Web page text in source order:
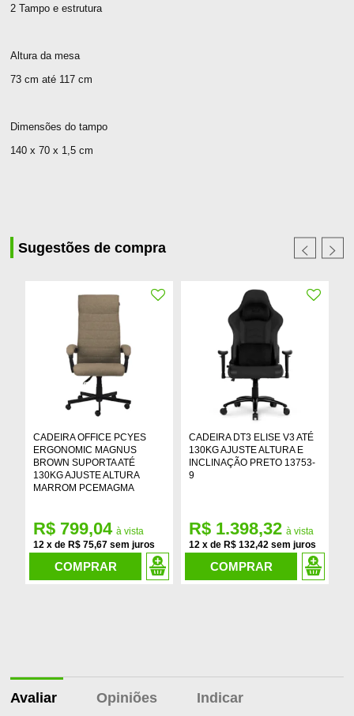
2 Tampo e estrutura
Altura da mesa
73 cm até 117 cm
Dimensões do tampo
140 x 70 x 1,5 cm
Sugestões de compra
CADEIRA OFFICE PCYES
ERGONOMIC MAGNUS
BROWN SUPORTA ATÉ
130KG AJUSTE ALTURA
MARROM PCEMAGMA
12 x de R$ 75,67
R$ 799,04
COMPRAR
CADEIRA DT3 ELISE V3 ATÉ
130KG AJUSTE ALTURA E
INCLINAÇÃO PRETO 13753-
9
12 x de R$ 132,42
R$ 1.398,32
COMPRAR
Avaliar Opiniões Indicar